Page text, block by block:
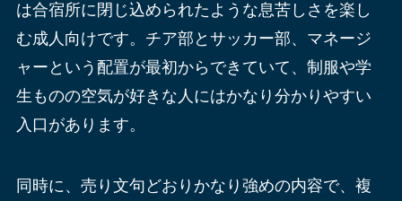
は合宿所に閉じ込められたような息苦しさを楽し
む成人向けです。チア部とサッカー部、マネージ
ャーという配置が最初からできていて、制服や学
生ものの空気が好きな人にはかなり分かりやすい
入口があります。
同時に、売り文句どおりかなり強めの内容で、複